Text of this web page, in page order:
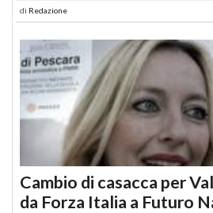
di Redazione
Cambio di casacca per
da Forza Italia a Futuro